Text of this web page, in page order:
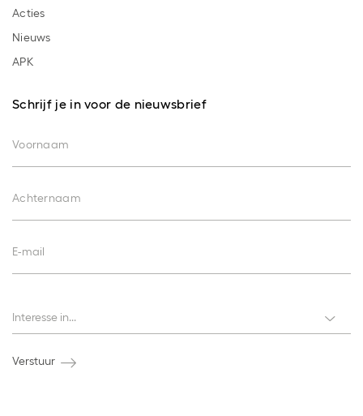
Acties
Nieuws
APK
Schrijf je in voor de nieuwsbrief
Voornaam
Achternaam
E-mail
Interesse in...
Verstuur